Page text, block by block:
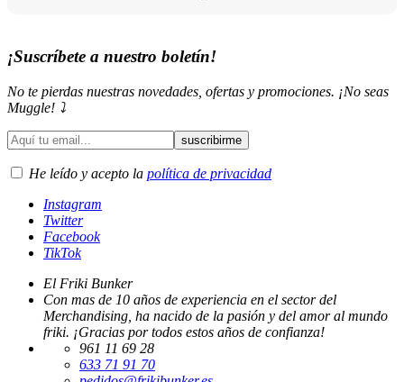
633 71 91 70
sobre nosotros
Quiénes somos
Alta de clientes
Blog de El Búnker
Visita nuestra tienda física
Carrer d'Emili Baró, 65, Benimaclet, 46020 València
L-S 10:00 a 20:00
¿Te echo una mano?
Contacto
Formas de pago
Gastos de envío
Localiza tu pedido
Devoluciones
Derecho desistimiento
Preguntas frecuentes
Pre-compras